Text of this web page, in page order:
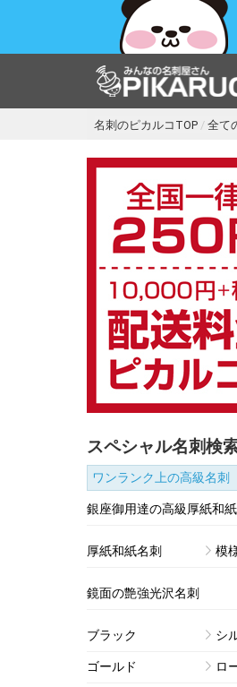
名刺のピカルコTOP 全て
スペシャル名刺検
ワンランク上の高級名刺
銀座御用達の高級厚紙和
厚紙和紙名刺 模
鏡面の艶強光沢名刺
ブラック
ゴールド
シ
ロ